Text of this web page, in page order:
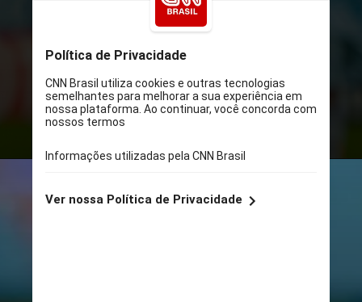
O jogador chegou em julho de 2023
para uma frustrante segunda
passagem, onde só atuou em cinco
partidas